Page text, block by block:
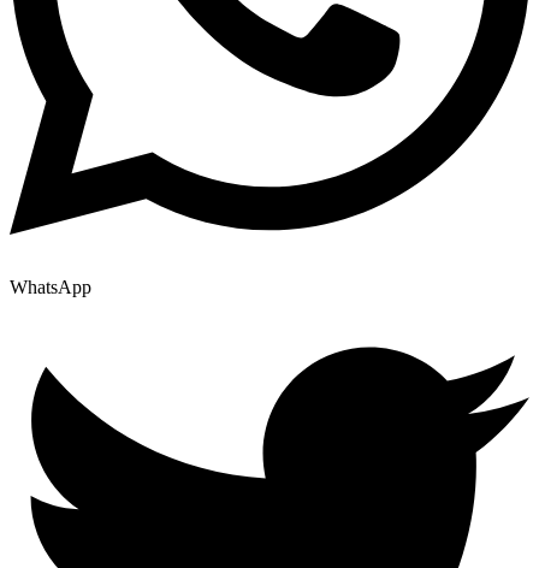
WhatsApp